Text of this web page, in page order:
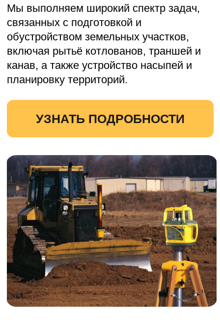
Мы аккуратно и оперативно уберём бой
кирпича с вашей территории, а затем
вывезем его на специализированные
полигоны для утилизации или хранения.
Наши специалисты обладают
необходимыми навыками и опытом для
выполнения работ любой сложности.
УЗНАТЬ ПОДРОБНОСТИ